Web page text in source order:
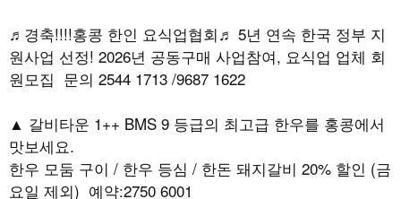
♬경축!!!!홍콩 한인 요식업협회♬ 5년 연속 한국 정부 지
원사업 선정! 2026년 공동구매 사업참여, 요식업 업체 회
원모집 문의 2544 1713 /9687 1622
▲ 갈비타운 1++ BMS 9 등급의 최고급 한우를 홍콩에서
맛보세요.
한우 모둠 구이 / 한우 등심 / 한돈 돼지갈비 20% 할인 (금
요일 제외) 예약:2750 6001